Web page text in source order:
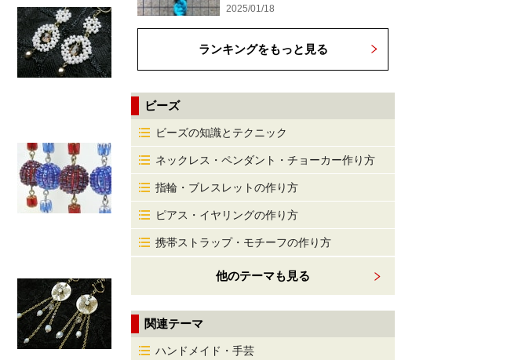
2025/01/18
ランキングをもっと見る
ビーズ
ビーズの知識とテクニック
ネックレス・ペンダント・チョーカー作り方
指輪・ブレスレットの作り方
ピアス・イヤリングの作り方
携帯ストラップ・モチーフの作り方
他のテーマも見る
関連テーマ
ハンドメイド・手芸